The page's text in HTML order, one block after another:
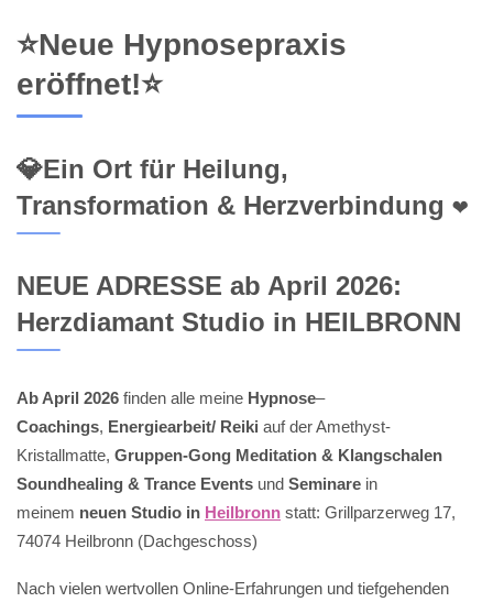
⭐Neue Hypnosepraxis
eröffnet!⭐
💎Ein Ort für Heilung,
Transformation & Herzverbindung ❤️
NEUE ADRESSE ab April 2026:
Herzdiamant Studio in HEILBRONN
Ab April 2026 finden alle meine Hypnose–
Coachings, Energiearbeit/ Reiki auf der Amethyst-
Kristallmatte, Gruppen-Gong Meditation & Klangschalen
Soundhealing & Trance Events und Seminare in
meinem neuen Studio in Heilbronn statt: Grillparzerweg 17,
74074 Heilbronn (Dachgeschoss)
Nach vielen wertvollen Online-Erfahrungen und tiefgehenden